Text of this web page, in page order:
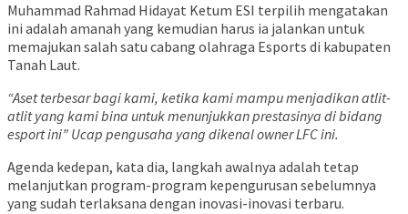
Muhammad Rahmad Hidayat Ketum ESI terpilih mengatakan
ini adalah amanah yang kemudian harus ia jalankan untuk
memajukan salah satu cabang olahraga Esports di kabupaten
Tanah Laut.
“Aset terbesar bagi kami, ketika kami mampu menjadikan atlit-
atlit yang kami bina untuk menunjukkan prestasinya di bidang
esport ini” Ucap pengusaha yang dikenal owner LFC ini.
Agenda kedepan, kata dia, langkah awalnya adalah tetap
melanjutkan program-program kepengurusan sebelumnya
yang sudah terlaksana dengan inovasi-inovasi terbaru.